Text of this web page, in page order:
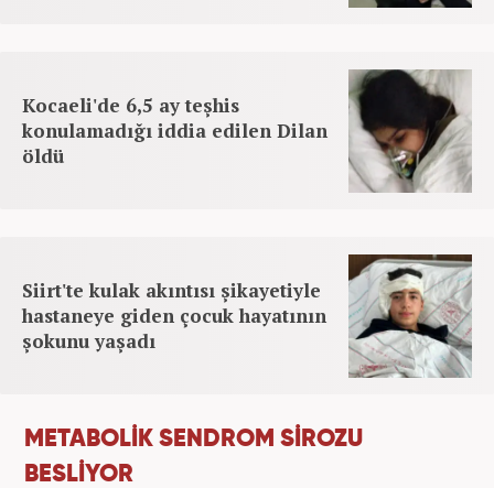
Kocaeli'de 6,5 ay teşhis
konulamadığı iddia edilen Dilan
öldü
Siirt'te kulak akıntısı şikayetiyle
hastaneye giden çocuk hayatının
şokunu yaşadı
METABOLİK SENDROM SİROZU
BESLİYOR